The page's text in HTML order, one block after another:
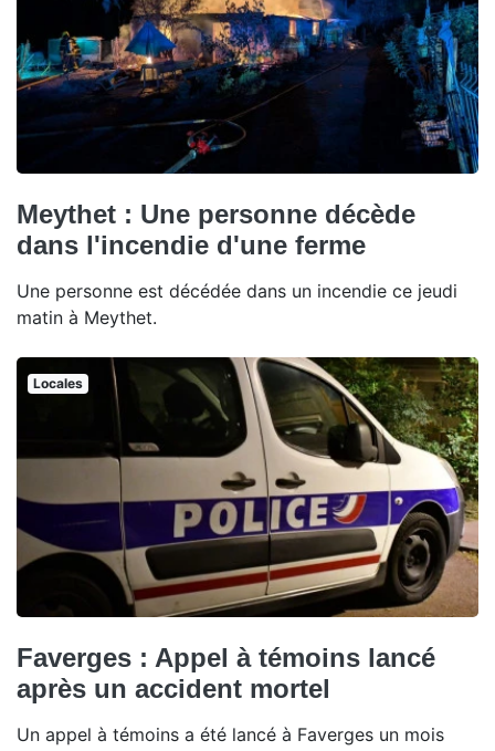
Meythet : Une personne décède
dans l'incendie d'une ferme
Une personne est décédée dans un incendie ce jeudi
matin à Meythet.
Locales
Faverges : Appel à témoins lancé
après un accident mortel
Un appel à témoins a été lancé à Faverges un mois